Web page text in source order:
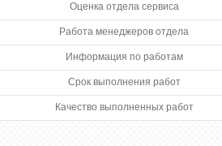
Оценка отдела сервиса
Работа менеджеров отдела
Информация по работам
Срок выполнения работ
Качество выполненных работ